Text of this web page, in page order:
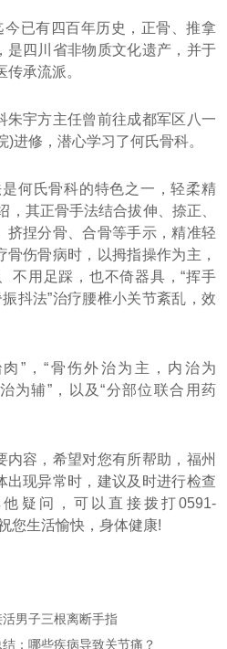
今已有四百年历史，正骨、推拿
是四川省非物质文化遗产，并于
承流派。
朱宇方主任曾前往成都军区八一
进修，潜心学习了何氏骨科。
何氏骨科的特色之一，轻柔精
，其正骨手法结合拔伸、捺正、
挤捏分骨、合骨等手示，精准轻
伤骨病时，以拇指操作为主，
不用足踩，也不倚器具，“挥手
抖法”治疗腰椎小关节紊乱，效
”，“骨伤外治为主，内治为
为辅”，以及“分部位联合用药
内容，希望对您有所帮助，福州
出现异常时，建议及时进行检查
疑问，可以直接拨打0591-
您生活愉快，身体健康!
男子三根离断手指
：哪些疾病导致关节痛？